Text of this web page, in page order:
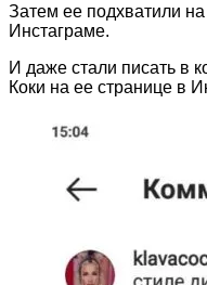
Затем ее подхватили на
Инстаграме.
И даже стали писать в
Коки на ее странице в